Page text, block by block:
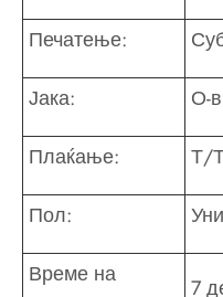
Печатење:
Јака: О-
Плаќање: Т/
Пол:
Време на
7